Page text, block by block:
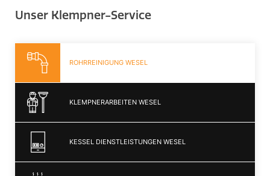
Unser Klempner-Service
ROHRREINIGUNG WESEL
KLEMPNERARBEITEN WESEL
KESSEL DIENSTLEISTUNGEN WESEL